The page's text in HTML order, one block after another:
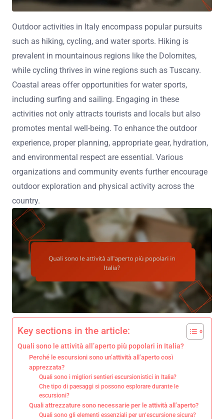
Outdoor activities in Italy encompass popular pursuits
such as hiking, cycling, and water sports. Hiking is
prevalent in mountainous regions like the Dolomites,
while cycling thrives in wine regions such as Tuscany.
Coastal areas offer opportunities for water sports,
including surfing and sailing. Engaging in these
activities not only attracts tourists and locals but also
promotes mental well-being. To enhance the outdoor
experience, proper planning, appropriate gear, hydration,
and environmental respect are essential. Various
organizations and community events further encourage
outdoor exploration and physical activity across the
country.
Key sections in the article:
Quali sono le attività all’aperto più popolari in Italia?
Perché le escursioni sono un’attività all’aperto così
apprezzata?
Quali sono i migliori sentieri escursionistici in Italia?
Che tipo di paesaggi si possono esplorare durante le
escursioni?
Quali attrezzature sono necessarie per le attività all’aperto?
Quali sono gli elementi essenziali per un’escursione sicura?